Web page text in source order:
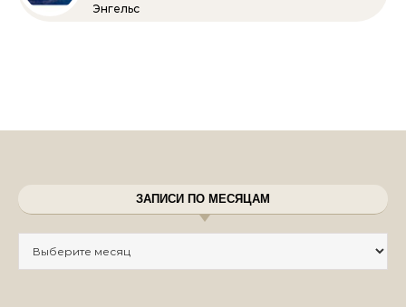
Энгельс
ЗАПИСИ ПО МЕСЯЦАМ